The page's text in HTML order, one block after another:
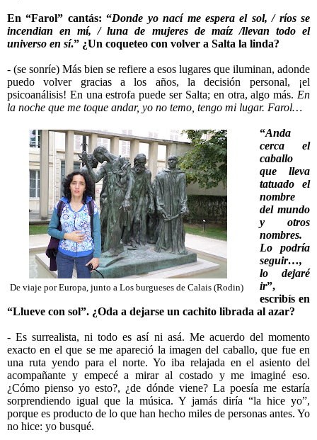
En “Farol” cantás: “Donde yo nací me espera el sol, / ríos se
incendian en mí, / luna de mujeres de maíz /llevan todo el
universo en sí.” ¿Un coqueteo con volver a Salta la linda?
- (se sonríe) Más bien se refiere a esos lugares que iluminan, adonde
puedo volver gracias a los años, la decisión personal, ¡el
psicoanálisis! En una estrofa puede ser Salta; en otra, algo más. En
la noche que me toque andar, yo no temo, tengo mi lugar. Farol…
De viaje por Europa, junto a Los burgueses de Calais (Rodin)
“Anda
cerca el
caballo
que lleva
tatuado el
nombre
del mundo
y otros
nombres.
Lo podría
seguir…,
lo dejaré
ir”,
escribís en
“Llueve con sol”. ¿Oda a dejarse un cachito librada al azar?
- Es surrealista, ni todo es así ni asá. Me acuerdo del momento
exacto en el que se me apareció la imagen del caballo, que fue en
una ruta yendo para el norte. Yo iba relajada en el asiento del
acompañante y empecé a mirar al costado y me imaginé eso.
¿Cómo pienso yo esto?, ¿de dónde viene? La poesía me estaría
sorprendiendo igual que la música. Y jamás diría “la hice yo”,
porque es producto de lo que han hecho miles de personas antes. Yo
no hice: yo busqué.